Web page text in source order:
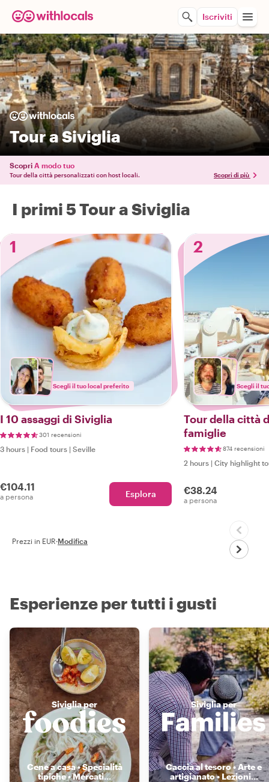
Iscriviti
Tour a Siviglia
Scopri A modo tuo
Tour della città personalizzati con host locali. Scopri di più
I primi 5 Tour a Siviglia
1
Scegli il tuo local preferito
I 10 assaggi di Siviglia
301 recensioni
3 hours | Food tours | Seville
€104.11
a persona Esplora
2
Scegli il
Tour della città
famiglie
874 recensioni
2 hours | City highlight
€38.24
a persona
Prezzi in EUR·Modifica
Esperienze per tutti i gusti
Siviglia per
Cene a casa • Specialità
tipiche • Mercati...
Siviglia per
Caccia al tesoro • Arte e
artigianato • Lezioni...